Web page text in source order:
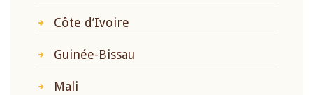
Côte d’Ivoire
Guinée-Bissau
Mali